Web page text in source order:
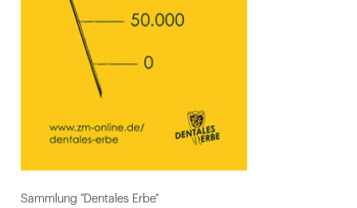
Sammlung "Dentales Erbe"